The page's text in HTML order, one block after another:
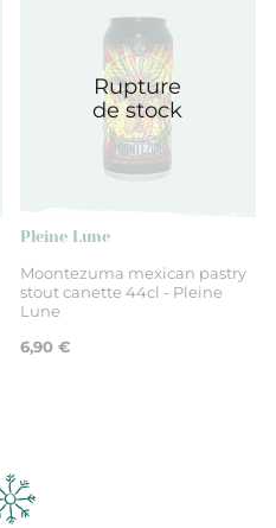
Rupture
de stock
Pleine Lune
Moontezuma mexican pastry
stout canette 44cl - Pleine
Lune
6,90 €